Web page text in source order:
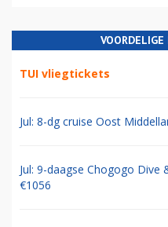
TUI vliegtickets
Jul: 8-dg cruise Oost
Jul: 9-daagse Chogogo Dive
€1056